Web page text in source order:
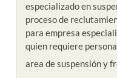
especializado en
proceso de
para empresa
quien requiere
area de suspensión y